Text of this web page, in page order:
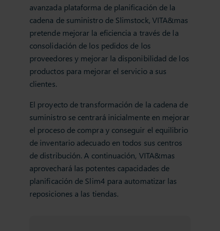
avanzada plataforma de planificación de la
cadena de suministro de Slimstock, VITA&mas
pretende mejorar la eficiencia a través de la
consolidación de los pedidos de los
proveedores y mejorar la disponibilidad de los
productos para mejorar el servicio a sus
clientes.
El proyecto de transformación de la cadena de
suministro se centrará inicialmente en mejorar
el proceso de compra y conseguir el equilibrio
de inventario adecuado en todos sus centros
de distribución. A continuación, VITA&mas
aprovechará las potentes capacidades de
planificación de Slim4 para automatizar las
reposiciones a las tiendas.